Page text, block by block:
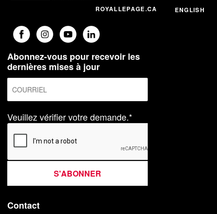
ROYALLEPAGE.CA ENGLISH
Abonnez-vous pour recevoir les
dernières mises à jour
Veuillez vérifier votre demande.*
S'ABONNER
Contact